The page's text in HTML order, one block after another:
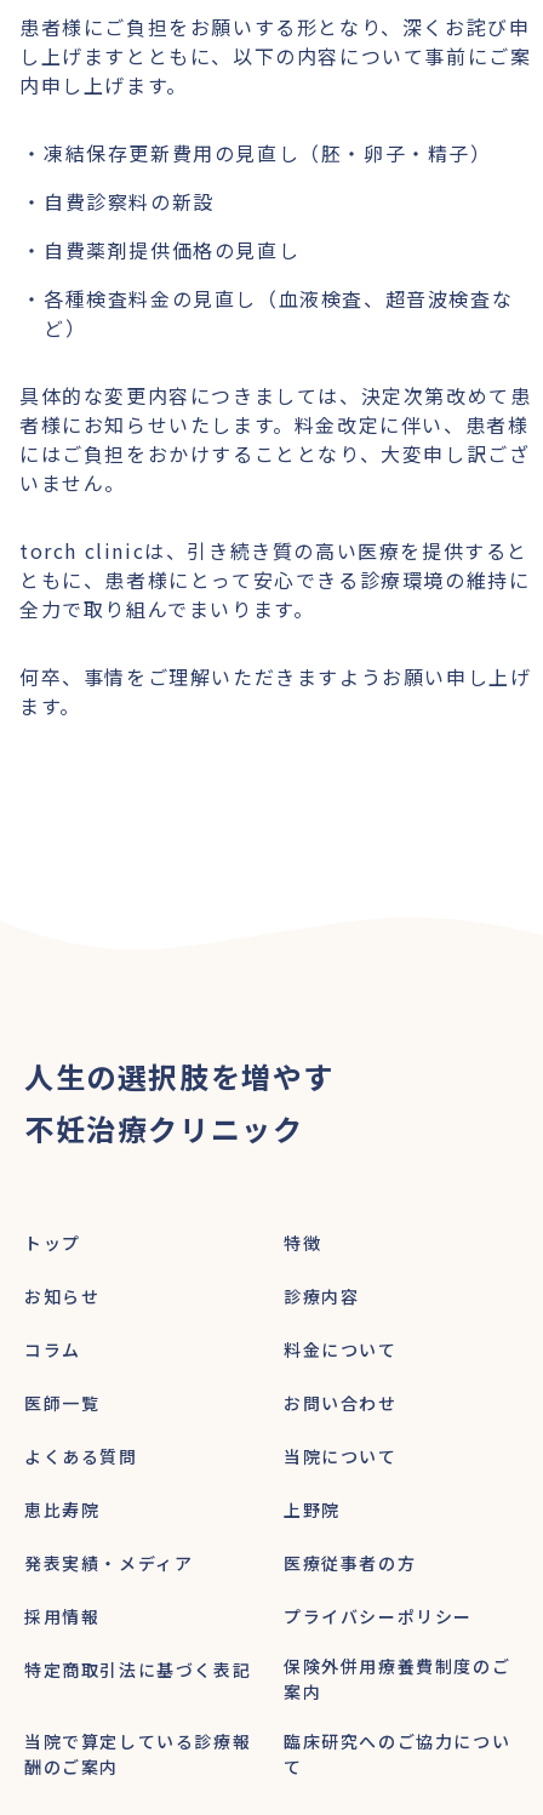
患者様にご負担をお願いする形となり、深くお詫び申
し上げますとともに、以下の内容について事前にご案
内申し上げます。
凍結保存更新費用の見直し（胚・卵子・精子）
自費診察料の新設
自費薬剤提供価格の見直し
各種検査料金の見直し（血液検査、超音波検査な
ど）
具体的な変更内容につきましては、決定次第改めて患
者様にお知らせいたします。料金改定に伴い、患者様
にはご負担をおかけすることとなり、大変申し訳ござ
いません。
torch clinicは、引き続き質の高い医療を提供すると
ともに、患者様にとって安心できる診療環境の維持に
全力で取り組んでまいります。
何卒、事情をご理解いただきますようお願い申し上げ
ます。
人生の選択肢を増やす
不妊治療クリニック
トップ 特徴
お知らせ 診療内容
コラム 料金について
医師一覧 お問い合わせ
よくある質問 当院について
恵比寿院 上野院
発表実績・メディア 医療従事者の方
採用情報 プライバシーポリシー
特定商取引法に基づく表記
保険外併用療養費制度のご
案内
当院で算定している診療報
酬のご案内
臨床研究へのご協力につい
て